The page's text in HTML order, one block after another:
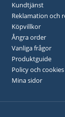
Kundtjänst
Reklamation och
Köpvillkor
Ångra order
Vanliga frågor
Produktguide
Policy och cookies
Mina sidor